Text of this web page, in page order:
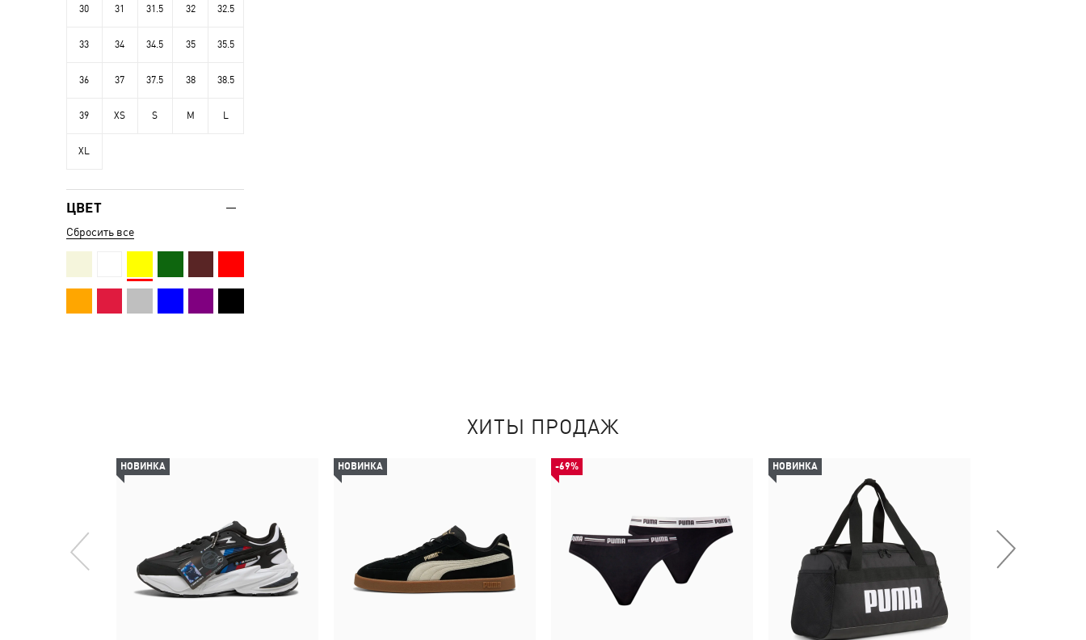
30 31 31.5 32 32.5
33 34 34.5 35 35.5
36 37 37.5 38 38.5
39 XS S M L
XL
ЦВЕТ
Сбросить все
ХИТЫ ПРОДАЖ
НОВИНКА НОВИНКА -69% НОВИНКА